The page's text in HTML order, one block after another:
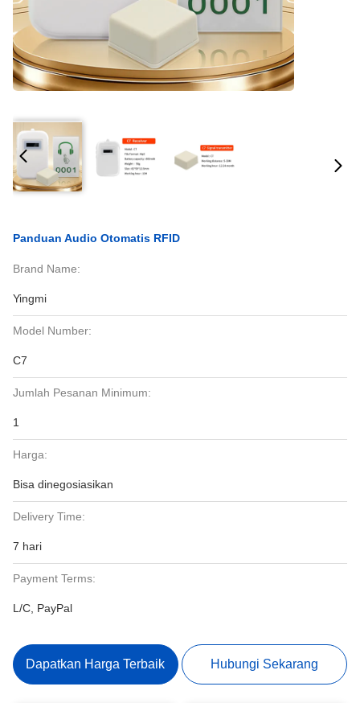
Panduan Audio Otomatis RFID
Brand Name:
Yingmi
Model Number:
C7
Jumlah Pesanan Minimum:
1
Harga:
Bisa dinegosiasikan
Delivery Time:
7 hari
Payment Terms:
L/C, PayPal
Dapatkan Harga Terbaik Hubungi Sekarang